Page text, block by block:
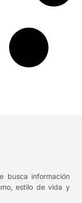
busca información
estilo de vida y